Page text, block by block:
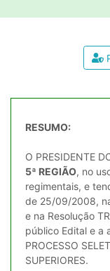
RESUMO:
O PRESIDENTE
5ª REGIÃO, no
regimentais, e
de 25/09/2008,
e na Resolução
público Edital e a
PROCESSO
SUPERIORES.